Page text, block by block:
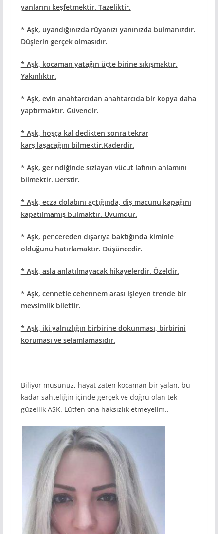
yanlarını keşfetmektir. Tazeliktir.
* Aşk, uyandığınızda rüyanızı yanınızda bulmanızdır.
Düşlerin gerçek olmasıdır.
* Aşk, kocaman yatağın üçte birine sıkışmaktır.
Yakınlıktır.
* Aşk, evin anahtarcıdan anahtarcıda bir kopya daha
yaptırmaktır. Güvendir.
* Aşk, hoşça kal dedikten sonra tekrar
karşılaşacağını bilmektir.Kaderdir.
* Aşk, gerindiğinde sızlayan vücut lafının anlamını
bilmektir. Derstir.
* Aşk, ecza dolabını açtığında, diş macunu kapağını
kapatılmamış bulmaktır. Uyumdur.
* Aşk, pencereden dışarıya baktığında kiminle
olduğunu hatırlamaktır. Düşüncedir.
* Aşk, asla anlatılmayacak hikayelerdir. Özeldir.
* Aşk, cennetle cehennem arası işleyen trende bir
mevsimlik bilettir.
* Aşk, iki yalnızlığın birbirine dokunması, birbirini
koruması ve selamlamasıdır.
Biliyor musunuz, hayat zaten kocaman bir yalan, bu
kadar sahteliğin içinde gerçek ve doğru olan tek
güzellik AŞK. Lütfen ona haksızlık etmeyelim..